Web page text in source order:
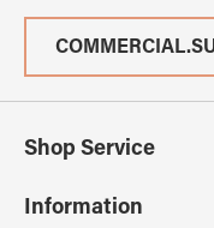
Shop Service
Information